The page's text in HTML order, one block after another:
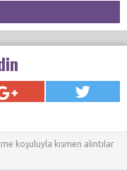
koşuluyla kısmen alıntılar